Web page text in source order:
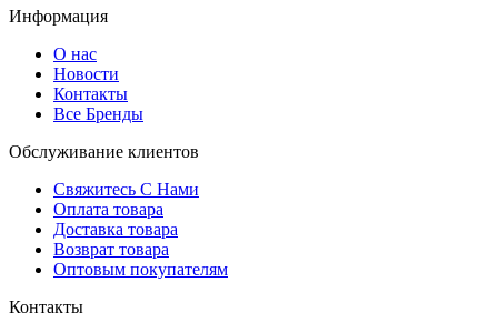
Информация
О нас
Новости
Контакты
Все Бренды
Обслуживание клиентов
Свяжитесь С Нами
Оплата товара
Доставка товара
Возврат товара
Оптовым покупателям
Контакты